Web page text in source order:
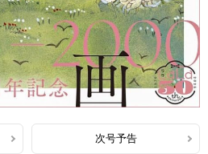
次号予告